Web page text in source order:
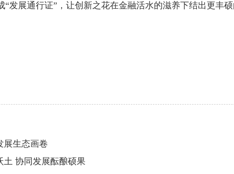
发展通行证”，让创新之花在金融活水的滋养下结出更丰硕
展生态画卷
土 协同发展酝酿硕果